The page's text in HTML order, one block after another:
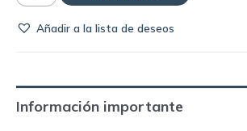
Milan
away
|
Añadir a la lista de deseos
Información importante